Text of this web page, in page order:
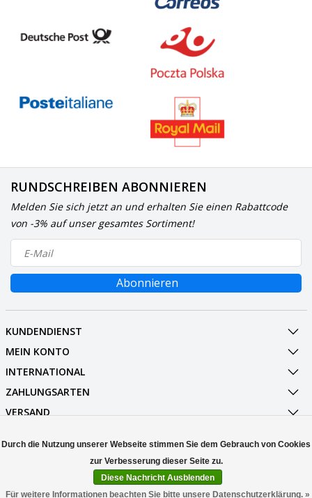
RUNDSCHREIBEN ABONNIEREN
Melden Sie sich jetzt an und erhalten Sie einen Rabattcode
von -3% auf unser gesamtes Sortiment!
Abonnieren
KUNDENDIENST
MEIN KONTO
INTERNATIONAL
ZAHLUNGSARTEN
VERSAND
© Copyright 2026 Stuff Enough.be
Durch die Nutzung unserer Webseite stimmen Sie dem Gebrauch von Cookies
zur Verbesserung dieser Seite zu.
Diese Nachricht Ausblenden
Für weitere Informationen beachten Sie bitte unsere Datenschutzerklärung. »